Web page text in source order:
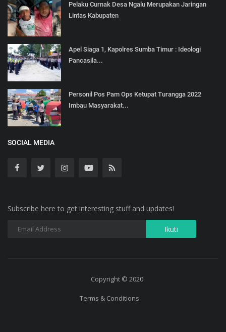
Pelaku Curnak Desa Ngalu Merupakan Jaringan
Lintas Kabupaten
Apel Siaga 1, Kapolres Sumba Timur : Ideologi
Pancasila...
Personil Pos Pam Ops Ketupat Turangga 2022
Imbau Masyarakat...
SOCIAL MEDIA
Subscribe here to get interesting stuff and updates!
Copyright © 2020
Terms & Conditions